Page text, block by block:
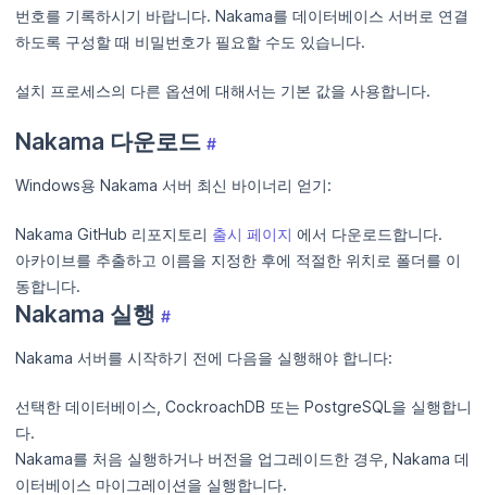
번호를 기록하시기 바랍니다. Nakama를 데이터베이스 서버로 연결
하도록 구성할 때 비밀번호가 필요할 수도 있습니다.
설치 프로세스의 다른 옵션에 대해서는 기본 값을 사용합니다.
Nakama 다운로드 #
Windows용 Nakama 서버 최신 바이너리 얻기:
Nakama GitHub 리포지토리 출시 페이지 에서 다운로드합니다.
아카이브를 추출하고 이름을 지정한 후에 적절한 위치로 폴더를 이
동합니다.
Nakama 실행 #
Nakama 서버를 시작하기 전에 다음을 실행해야 합니다:
선택한 데이터베이스, CockroachDB 또는 PostgreSQL을 실행합니
다.
Nakama를 처음 실행하거나 버전을 업그레이드한 경우, Nakama 데
이터베이스 마이그레이션을 실행합니다.